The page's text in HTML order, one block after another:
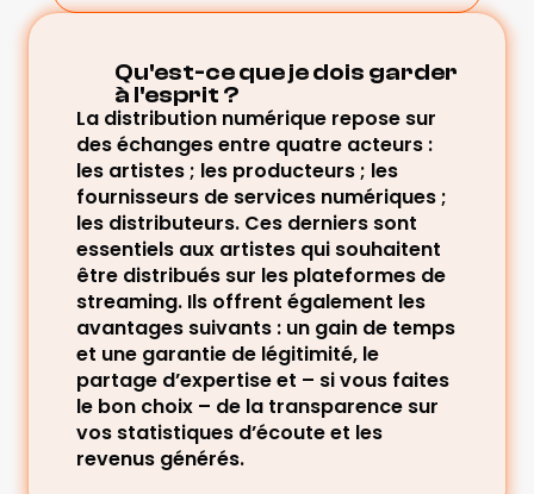
Qu'est-ce que je dois garder
à l'esprit ?
La distribution numérique repose sur
des échanges entre quatre acteurs :
les artistes ; les producteurs ; les
fournisseurs de services numériques ;
les distributeurs. Ces derniers sont
essentiels aux artistes qui souhaitent
être distribués sur les plateformes de
streaming. Ils offrent également les
avantages suivants : un gain de temps
et une garantie de légitimité, le
partage d’expertise et – si vous faites
le bon choix – de la transparence sur
vos statistiques d’écoute et les
revenus générés.